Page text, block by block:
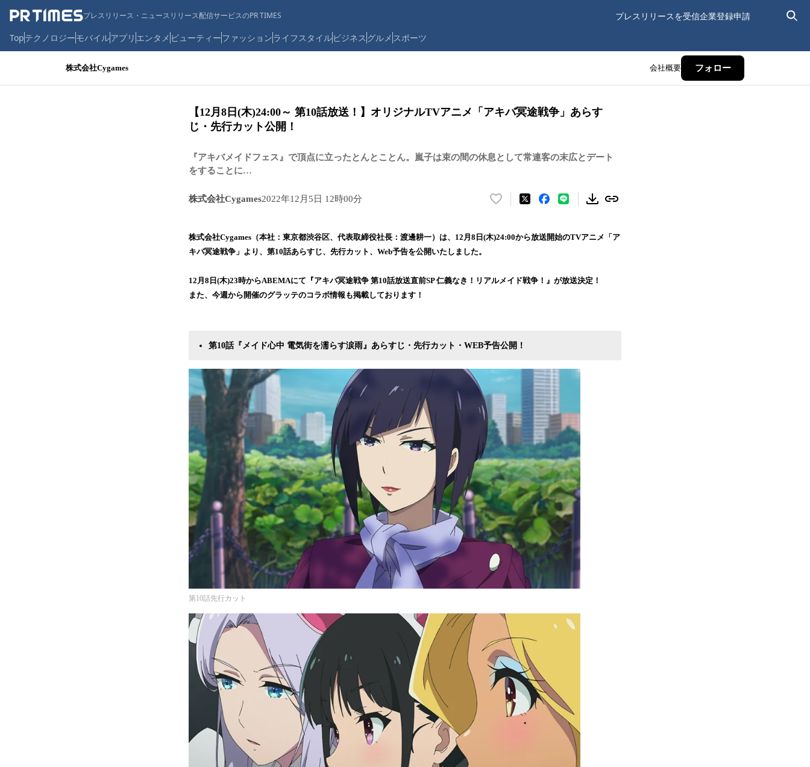
プレスリリース・ニュースリリース配信サービスのPR TIMES プレスリリースを受信企業登録申請
Topテクノロジーモバイルアプリ エンタメ ビューティーファッションライフスタイルビジネス グルメ スポーツ
株式会社Cygames 会社概要 フォロー
【12月8日(木)24:00～ 第10話放送！】オリジナルTVアニメ「アキバ冥途戦争」あらす
じ・先行カット公開！
『アキバメイドフェス』で頂点に立ったとんとことん。嵐子は束の間の休息として常連客の末広とデート
をすることに…
株式会社Cygames2022年12月5日 12時00分
い
！
読
で
株式会社Cygames（本社：東京都渋谷区、代表取締役社長：渡邊耕一）は、12月8日(木)24:00から放送開始のTVアニメ「ア
キバ冥途戦争」より、第10話あらすじ、先行カット、Web予告を公開いたしました。
12月8日(木)23時からABEMAにて『アキバ冥途戦争 第10話放送直前SP 仁義なき！リアルメイド戦争！』が放送決定！
また、今週から開催のグラッテのコラボ情報も掲載しております！
第10話『メイド心中 電気街を濡らす涙雨』あらすじ・先行カット・WEB予告公開！
第10話先行カット